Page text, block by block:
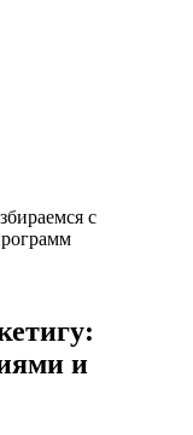
с
и